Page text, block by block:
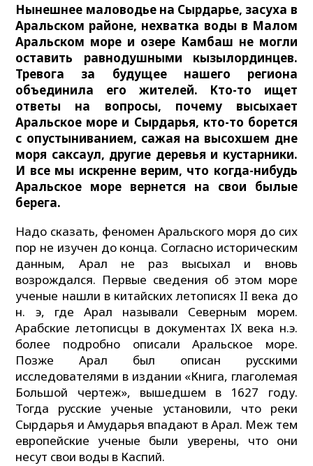
Нынешнее маловодье на Сырдарье, засуха в
Аральском районе, нехватка воды в Малом
Аральском море и озере Камбаш не могли
оставить равнодушными кызылординцев.
Тревога за будущее нашего региона
объединила его жителей. Кто-то ищет
ответы на вопросы, почему высыхает
Аральское море и Сырдарья, кто-то борется
с опустыниванием, сажая на высохшем дне
моря саксаул, другие деревья и кустарники.
И все мы искренне верим, что когда-нибудь
Аральское море вернется на свои былые
берега.
Надо сказать, феномен Аральского моря до сих
пор не изучен до конца. Согласно историческим
данным, Арал не раз высыхал и вновь
возрождался. Первые сведения об этом море
ученые нашли в китайских летописях II века до
н. э, где Арал называли Северным морем.
Арабские летописцы в документах IX века н.э.
более подробно описали Аральское море.
Позже Арал был описан русскими
исследователями в издании «Книга, глаголемая
Большой чертеж», вышедшем в 1627 году.
Тогда русские ученые установили, что реки
Сырдарья и Амударья впадают в Арал. Меж тем
европейские ученые были уверены, что они
несут свои воды в Каспий.